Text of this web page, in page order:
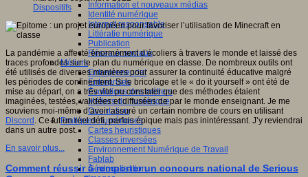
Information et nouveaux médias
Identité numérique
Internet responsable
Littératie numérique
Publication
Réseaux sociaux
Métiers
Entrepreneuriat
Entreprises
Evolutions des métiers
Métiers du numérique
Orientation
Pratiques numériques
Cartes heuristiques
Classes inversées
Environnement Numérique de Travail
Fablab
Géolocalisation
Dispositifs
La pandémie a affecté énormément d’écoliers à travers le monde et laissé des
traces profondes sur le plan du numérique en classe. De nombreux outils ont
été utilisés de diverses manières pour assurer la continuité éducative malgré
les périodes de confinement. Si le bricolage et le « do it yourself » ont été de
mise au départ, on a très vite pu constater que des méthodes étaient
imaginées, testées, validées et diffusées de par le monde enseignant. Je me
souviens moi-même d’avoir assuré un certain nombre de cours en utilisant
Discord . Ce fut un réel défi, parfois épique mais pas inintéressant. J’y reviendrai
dans un autre post.
En savoir plus...
Comment réussir à remporter un concours national de Serious